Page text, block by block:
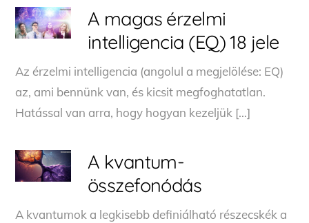
A magas érzelmi
intelligencia (EQ) 18 jele
Az érzelmi intelligencia (angolul a megjelölése: EQ)
az, ami bennünk van, és kicsit megfoghatatlan.
Hatással van arra, hogy hogyan kezeljük […]
A kvantum-
összefonódás
A kvantumok a legkisebb definiálható részecskék a